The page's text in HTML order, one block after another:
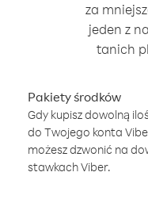
za
jeden z
tanich
Pakiety środków
Gdy kupisz dowolną
do Twojego konta
możesz dzwonić na
stawkach Viber.